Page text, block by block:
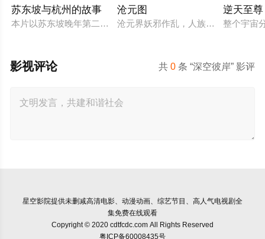
苏东坡与杭州的故事
本片以苏东坡晚年第二次赴任杭州，与老友佛印（一心想将苏
沧元图
沧元界妖邪作乱，人族饱受摧残，主
逆天至尊
整个宇宙
共0 条 “深空彼岸” 影评
影视评论
星空影院提供未删减高清电影、动漫动画、综艺节目、高人气电视剧全
集免费在线观看
Copyright © 2020 cdtfcdc.com All Rights Reserved
粤ICP备60008435号